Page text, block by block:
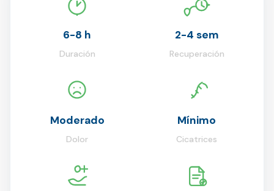
6-8 h
Duración
2-4 sem
Recuperación
Moderado
Dolor
Mínimo
Cicatrices